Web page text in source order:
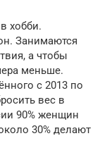
хобби.
Занимаются
а чтобы
меньше.
с 2013 по
вес в
90% женщин
30% делают